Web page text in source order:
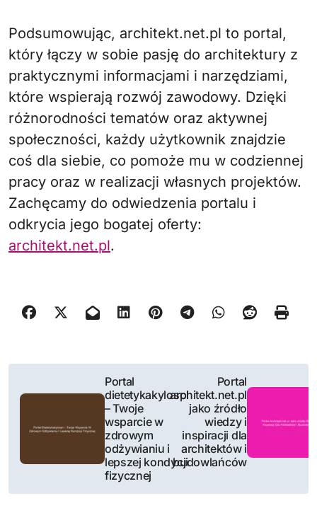
Podsumowując, architekt.net.pl to portal,
który łączy w sobie pasję do architektury z
praktycznymi informacjami i narzędziami,
które wspierają rozwój zawodowy. Dzięki
różnorodności tematów oraz aktywnej
społeczności, każdy użytkownik znajdzie
coś dla siebie, co pomoże mu w codziennej
pracy oraz w realizacji własnych projektów.
Zachęcamy do odwiedzenia portalu i
odkrycia jego bogatej oferty:
architekt.net.pl.
g
Portal
dietetykakylospl
– Twoje
wsparcie w
zdrowym
odżywianiu i
lepszej kondycji
fizycznej
Portal
architekt.net.pl
jako źródło
wiedzy i
inspiracji dla
architektów i
budowlańców